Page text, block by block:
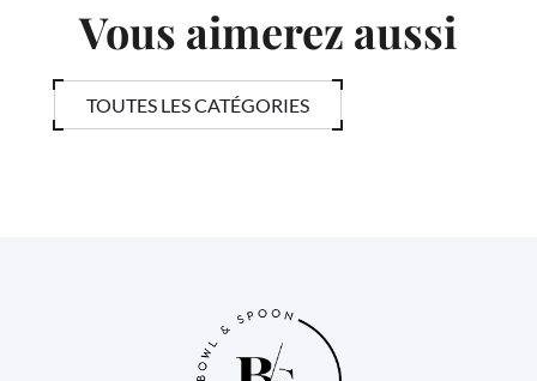
Vous aimerez aussi
TOUTES LES CATÉGORIES